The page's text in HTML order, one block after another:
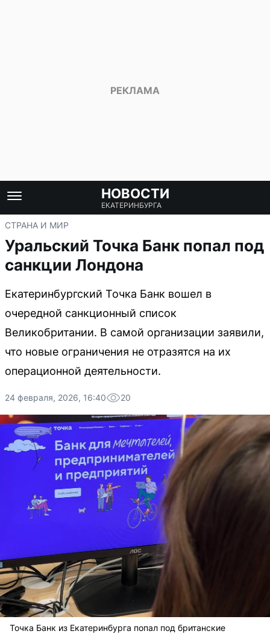
НОВОСТИ
ЕКАТЕРИНБУРГА
СТРАНА И МИР
Уральский Точка Банк попал под
санкции Лондона
Екатеринбургский Точка Банк вошел в
очередной санкционный список
Великобритании. В самой организации заявили,
что новые ограничения не отразятся на их
операционной деятельности.
24 февраля, 2026, 16:40 20
Точка Банк из Екатеринбурга попал под британские